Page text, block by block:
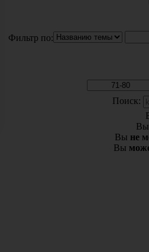
Фильтр по:
Поиск:
Вы
Вы не
Вы